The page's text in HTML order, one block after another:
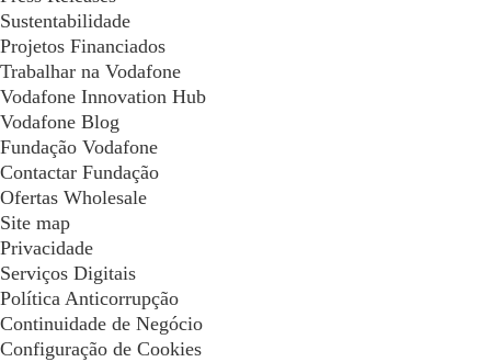
Sustentabilidade
Projetos Financiados
Trabalhar na Vodafone
Vodafone Innovation Hub
Vodafone Blog
Fundação Vodafone
Contactar Fundação
Ofertas Wholesale
Site map
Privacidade
Serviços Digitais
Política Anticorrupção
Continuidade de Negócio
Configuração de Cookies